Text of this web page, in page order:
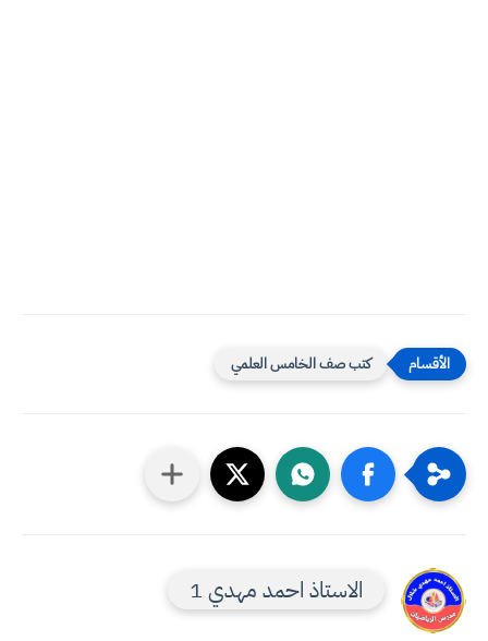
كتب صف الخامس العلمي
الاستاذ احمد مهدي 1